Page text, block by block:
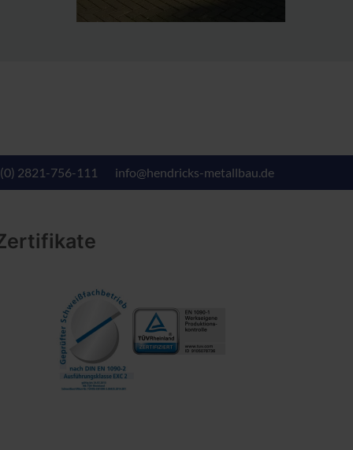
2821-756-111 info@hendricks-metallbau.de